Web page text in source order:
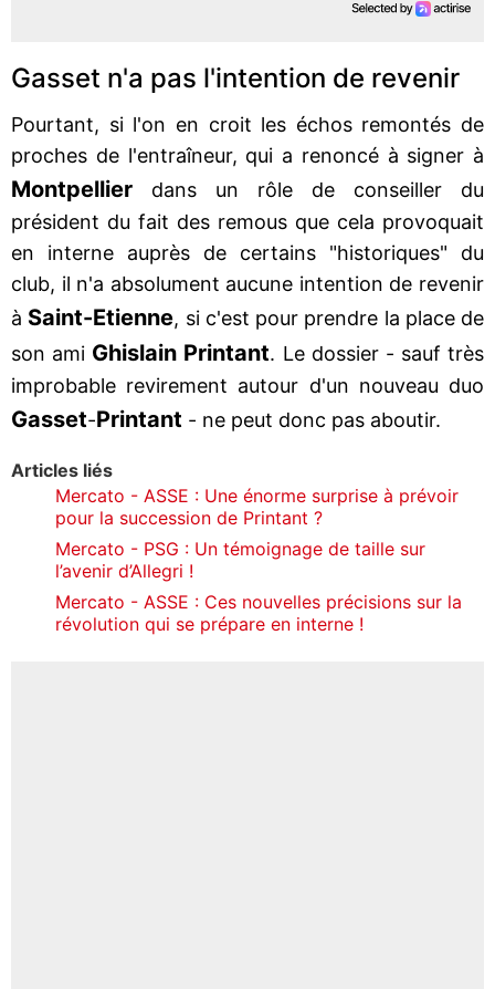
Gasset n'a pas l'intention de revenir
Pourtant, si l'on en croit les échos remontés de
proches de l'entraîneur, qui a renoncé à signer à
Montpellier dans un rôle de conseiller du
président du fait des remous que cela provoquait
en interne auprès de certains "historiques" du
club, il n'a absolument aucune intention de revenir
à Saint-Etienne, si c'est pour prendre la place de
son ami Ghislain Printant. Le dossier - sauf très
improbable revirement autour d'un nouveau duo
Gasset-Printant - ne peut donc pas aboutir.
Articles liés
Mercato - ASSE : Une énorme surprise à prévoir
pour la succession de Printant ?
Mercato - PSG : Un témoignage de taille sur
l’avenir d’Allegri !
Mercato - ASSE : Ces nouvelles précisions sur la
révolution qui se prépare en interne !